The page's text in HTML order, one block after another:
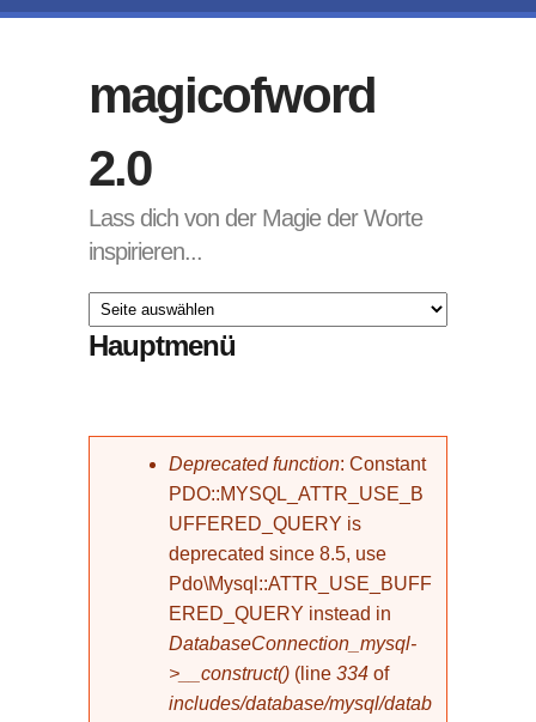
magicofword
2.0
Lass dich von der Magie der Worte
inspirieren...
Hauptmenü
Fehlermeldung
Deprecated function: Constant
PDO::MYSQL_ATTR_USE_B
UFFERED_QUERY is
deprecated since 8.5, use
Pdo\Mysql::ATTR_USE_BUFF
ERED_QUERY instead in
DatabaseConnection_mysql-
>__construct() (line 334 of
includes/database/mysql/datab